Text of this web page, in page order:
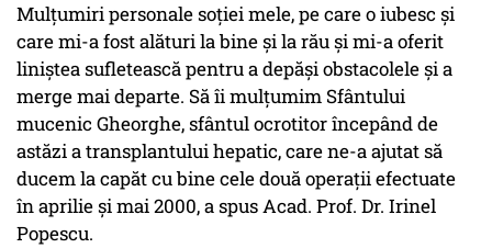
Mulțumiri personale soției mele, pe care o iubesc și
care mi-a fost alături la bine și la rău și mi-a oferit
liniștea sufletească pentru a depăși obstacolele și a
merge mai departe. Să îi mulțumim Sfântului
mucenic Gheorghe, sfântul ocrotitor începând de
astăzi a transplantului hepatic, care ne-a ajutat să
ducem la capăt cu bine cele două operații efectuate
în aprilie și mai 2000, a spus Acad. Prof. Dr. Irinel
Popescu.